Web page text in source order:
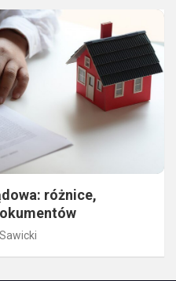
różnice,